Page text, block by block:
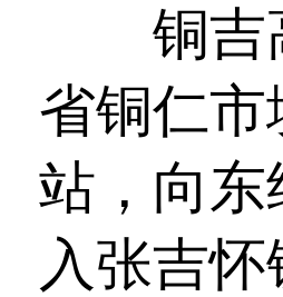
铜吉高
省铜仁
站，向
入张吉